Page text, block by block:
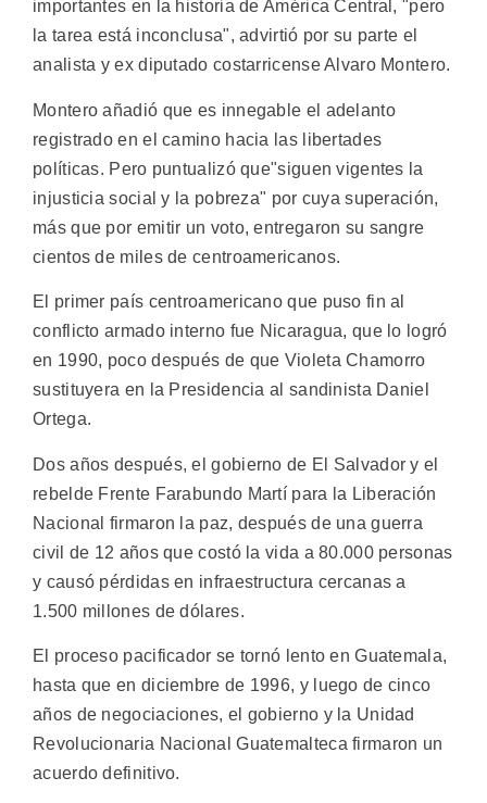
importantes en la historia de América Central, "pero
la tarea está inconclusa", advirtió por su parte el
analista y ex diputado costarricense Alvaro Montero.
Montero añadió que es innegable el adelanto
registrado en el camino hacia las libertades
políticas. Pero puntualizó que"siguen vigentes la
injusticia social y la pobreza" por cuya superación,
más que por emitir un voto, entregaron su sangre
cientos de miles de centroamericanos.
El primer país centroamericano que puso fin al
conflicto armado interno fue Nicaragua, que lo logró
en 1990, poco después de que Violeta Chamorro
sustituyera en la Presidencia al sandinista Daniel
Ortega.
Dos años después, el gobierno de El Salvador y el
rebelde Frente Farabundo Martí para la Liberación
Nacional firmaron la paz, después de una guerra
civil de 12 años que costó la vida a 80.000 personas
y causó pérdidas en infraestructura cercanas a
1.500 millones de dólares.
El proceso pacificador se tornó lento en Guatemala,
hasta que en diciembre de 1996, y luego de cinco
años de negociaciones, el gobierno y la Unidad
Revolucionaria Nacional Guatemalteca firmaron un
acuerdo definitivo.